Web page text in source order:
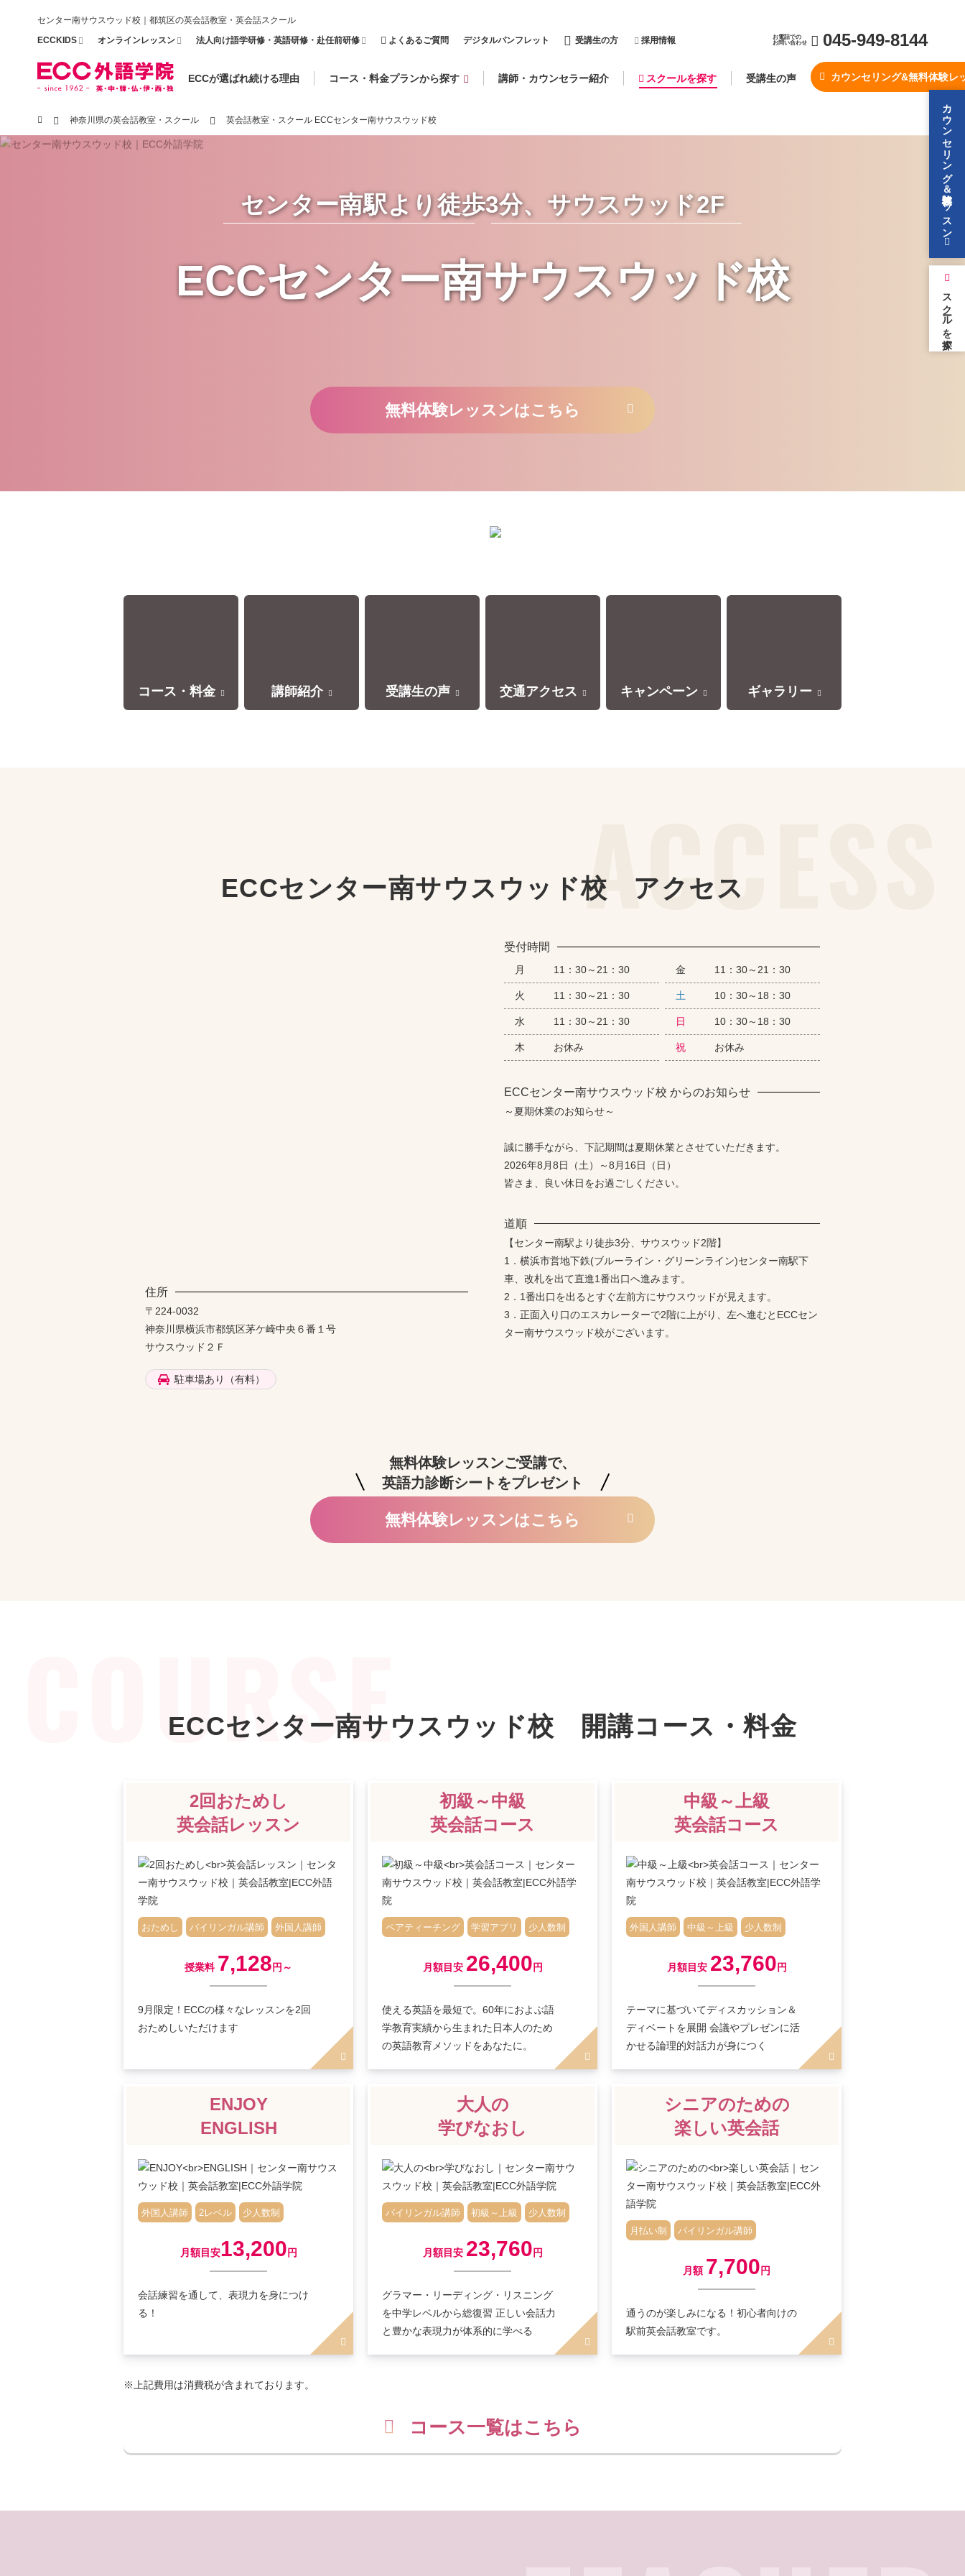
センター南サウスウッド校｜都筑区の英会話教室・英会話スクール
ECCKIDS
オンラインレッスン 法人向け語学研修・英語研修・赴任前研修 よくあるご質問 デジタルパンフレット 受講生の方 採用情報
お電話での
お問い合わせ
045-949-8144
ECCが選ばれ続ける理由 コース・料金プランから探す 講師・カウンセラー紹介 スクールを探す 受講生の声 カウンセリング&無料体験レ
カウンセリング＆無料体験レッスン
スクールを探す
神奈川県の英会話教室・スクール 英会話教室・スクール ECCセンター南サウスウッド校
センター南駅より徒歩3分、サウスウッド2F
ECCセンター南サウスウッド校
無料体験レッスンはこちら
コース・料金 講師紹介 受講生の声 交通アクセス キャンペーン ギャラリー
ECCセンター南サウスウッド校 アクセス
住所
〒224-0032
神奈川県横浜市都筑区茅ケ崎中央６番１号
サウスウッド２Ｆ
駐車場あり（有料）
受付時間
月 11：30～21：30
火 11：30～21：30
水 11：30～21：30
木 お休み
金 11：30～21：30
土 10：30～18：30
日 10：30～18：30
祝 お休み
ECCセンター南サウスウッド校 からのお知らせ
～夏期休業のお知らせ～
誠に勝手ながら、下記期間は夏期休業とさせていただきます。
2026年8月8日（土）～8月16日（日）
皆さま、良い休日をお過ごしください。
道順
【センター南駅より徒歩3分、サウスウッド2階】
1．横浜市営地下鉄(ブルーライン・グリーンライン)センター南駅下
車、改札を出て直進1番出口へ進みます。
2．1番出口を出るとすぐ左前方にサウスウッドが見えます。
3．正面入り口のエスカレーターで2階に上がり、左へ進むとECCセン
ター南サウスウッド校がございます。
無料体験レッスンはこちら
ECCセンター南サウスウッド校 開講コース・料金
2回おためし
英会話レッスン
おためし バイリンガル講師 外国人講師
授業料 7,128 円～
9月限定！ECCの様々なレッスンを2回
おためしいただけます
初級～中級
英会話コース
ペアティーチング 学習アプリ 少人数制
月額目安 26,400 円
使える英語を最短で。60年におよぶ語
学教育実績から生まれた日本人のため
の英語教育メソッドをあなたに。
中級～上級
英会話コース
外国人講師 中級～上級 少人数制
月額目安 23,760 円
テーマに基づいてディスカッション＆
ディベートを展開 会議やプレゼンに活
かせる論理的対話力が身につく
ENJOY
ENGLISH
外国人講師 2レベル 少人数制
月額目安13,200 円
会話練習を通して、表現力を身につけ
る！
大人の
学びなおし
バイリンガル講師 初級～上級 少人数制
月額目安 23,760 円
グラマー・リーディング・リスニング
を中学レベルから総復習 正しい会話力
と豊かな表現力が体系的に学べる
シニアのための
楽しい英会話
月払い制 バイリンガル講師
月額 7,700 円
通うのが楽しみになる！初心者向けの
駅前英会話教室です。
※上記費用は消費税が含まれております。
コース一覧はこちら